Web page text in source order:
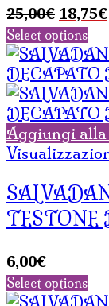
25,00€ Il
prezzo
era:
18,75€Il
Select options
Aggiungi
TESTONE
6,00€
Select options